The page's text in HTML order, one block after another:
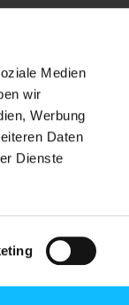
Medien
wir
Werbung
Daten
Dienste